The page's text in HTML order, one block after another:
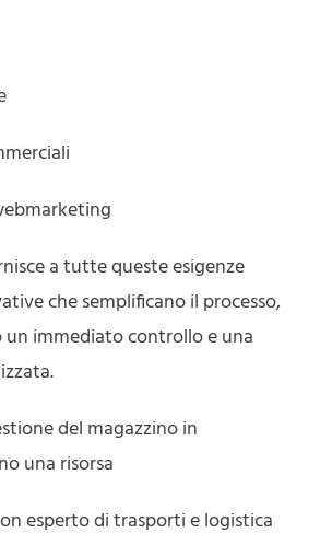
a tutte queste esigenze
che semplificano il processo,
un immediato controllo e una
del magazzino in
una risorsa
esperto di trasporti e logistica